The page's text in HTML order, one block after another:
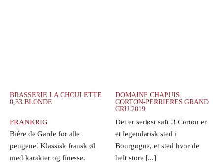
BRASSERIE LA CHOULETTE
0,33 BLONDE
FRANKRIG
Bière de Garde for alle
pengene! Klassisk fransk øl
med karakter og finesse.
DOMAINE CHAPUIS
CORTON-PERRIERES GRAND
CRU 2019
Det er seriøst saft !! Corton er
et legendarisk sted i
Bourgogne, et sted hvor de
helt store [...]